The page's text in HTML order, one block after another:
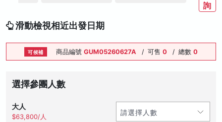
詢
滑動檢視相近出發日期
可候補 商品編號 GUM05260627A / 可售 0 / 總數 0
選擇參團人數
大人
$63,800/人